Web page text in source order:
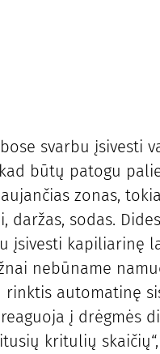
svarbu įsivesti
būtų patogu
zonas,
daržas, sodas.
įsivesti kapiliarinę
nebūname
automatinę
į drėgmės
kritulių